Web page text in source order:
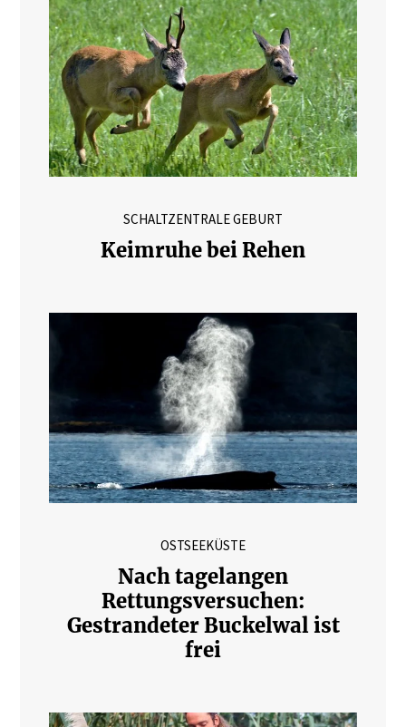
SCHALTZENTRALE GEBURT
Keimruhe bei Rehen
OSTSEEKÜSTE
Nach tagelangen
Rettungsversuchen:
Gestrandeter Buckelwal ist
frei